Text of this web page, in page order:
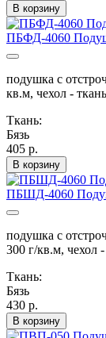
В корзину
ПБФД-4060
подушка с
кв.м, чехол -
Ткань:
Бязь
405 р.
В корзину
ПБШД-4060
подушка с
300 г/кв.м, чехол
Ткань:
Бязь
430 р.
В корзину